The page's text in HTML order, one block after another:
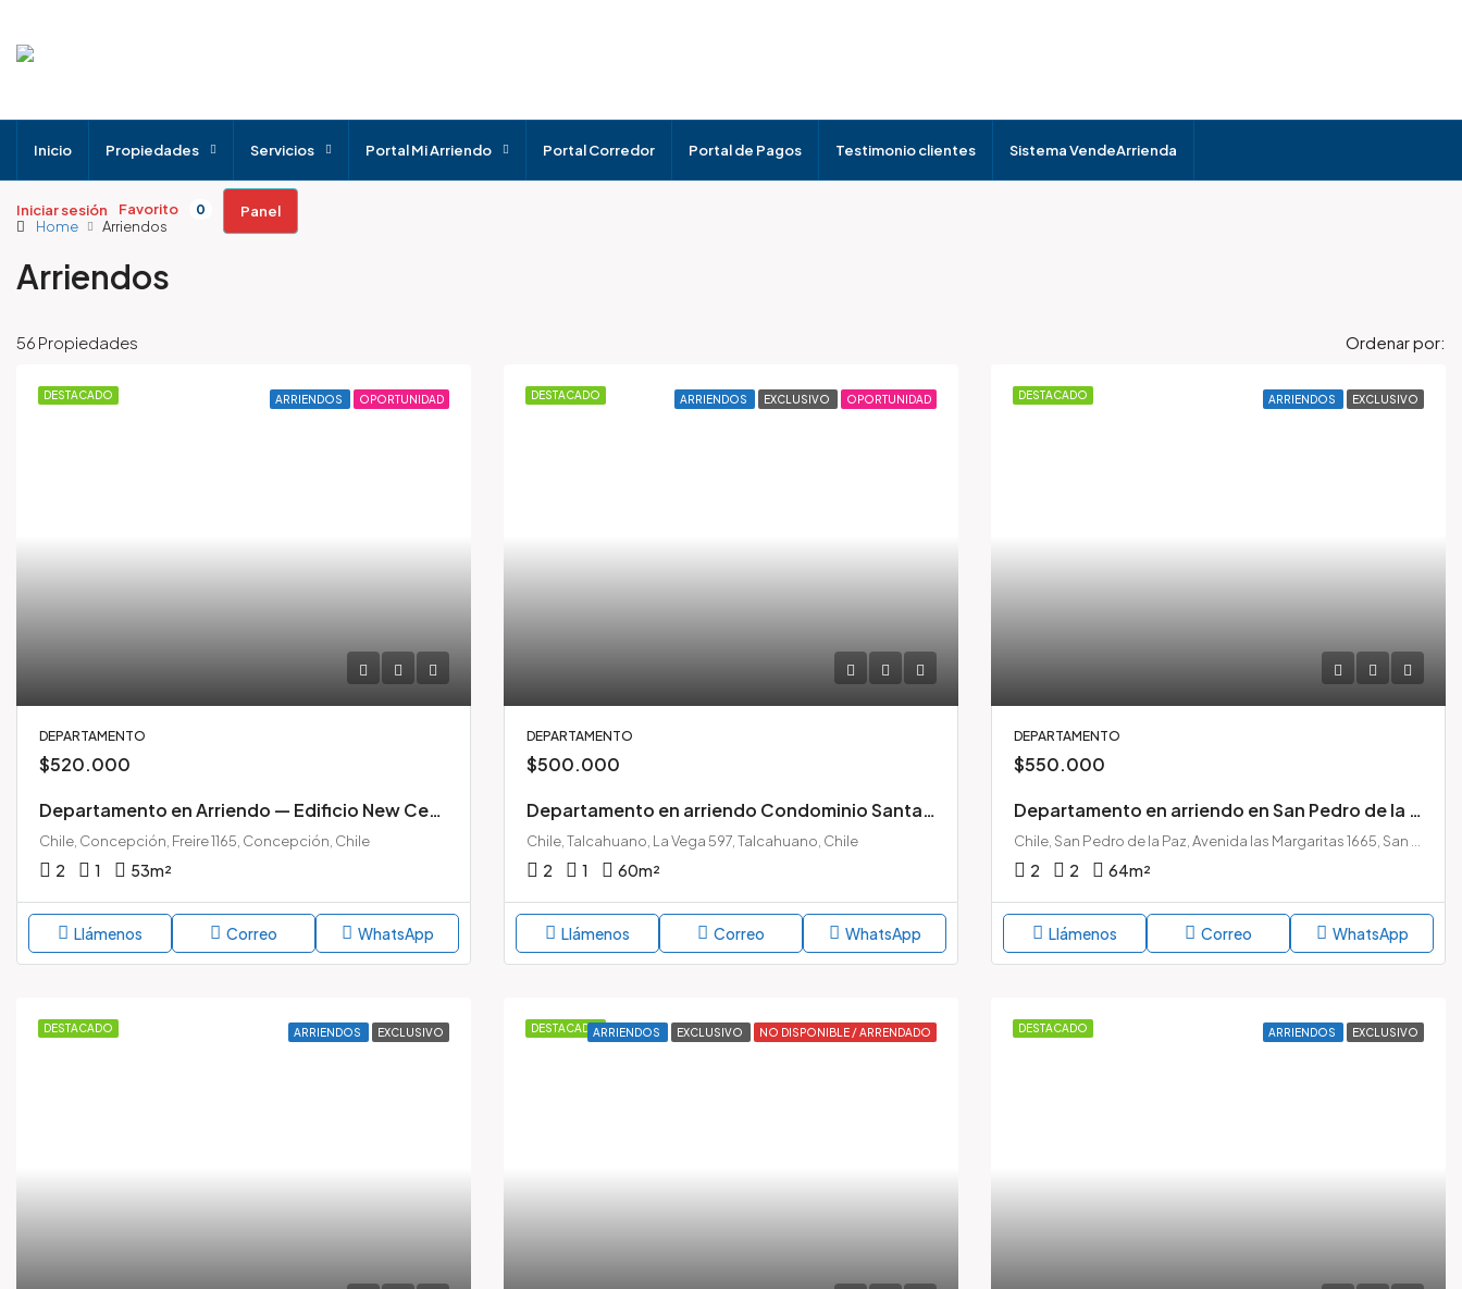
Inicio Propiedades Servicios Portal Mi Arriendo Portal Corredor Portal de Pagos Testimonio clientes Sistema VendeArrienda
Iniciar sesión Favorito 0
Panel
Home
Arriendos
Arriendos
56 Propiedades Ordenar por:
DESTACADO ARRIENDOS OPORTUNIDAD
DEPARTAMENTO
$520.000
Departamento en Arriendo — Edificio New Center, Pleno Centro de Concepción
Chile, Concepción, Freire 1165, Concepción, Chile
2 1 53m²
Llámenos Correo WhatsApp
DESTACADO ARRIENDOS EXCLUSIVO OPORTUNIDAD
DEPARTAMENTO
$500.000
Departamento en arriendo Condominio Santa Leonor Talcahuano
Chile, Talcahuano, La Vega 597, Talcahuano, Chile
2 1 60m²
Llámenos Correo WhatsApp
DESTACADO ARRIENDOS EXCLUSIVO
DEPARTAMENTO
$550.000
Departamento en arriendo en San Pedro de la Paz | 2 dormitorios + 2 estacionamientos | Huertos Familiares
2 2 64m²
Llámenos Correo WhatsApp
DESTACADO ARRIENDOS EXCLUSIVO DESTACADOARRIENDOS EXCLUSIVO NO DISPONIBLE / ARRENDADO DESTACADO ARRIENDOS EXCLUSIVO